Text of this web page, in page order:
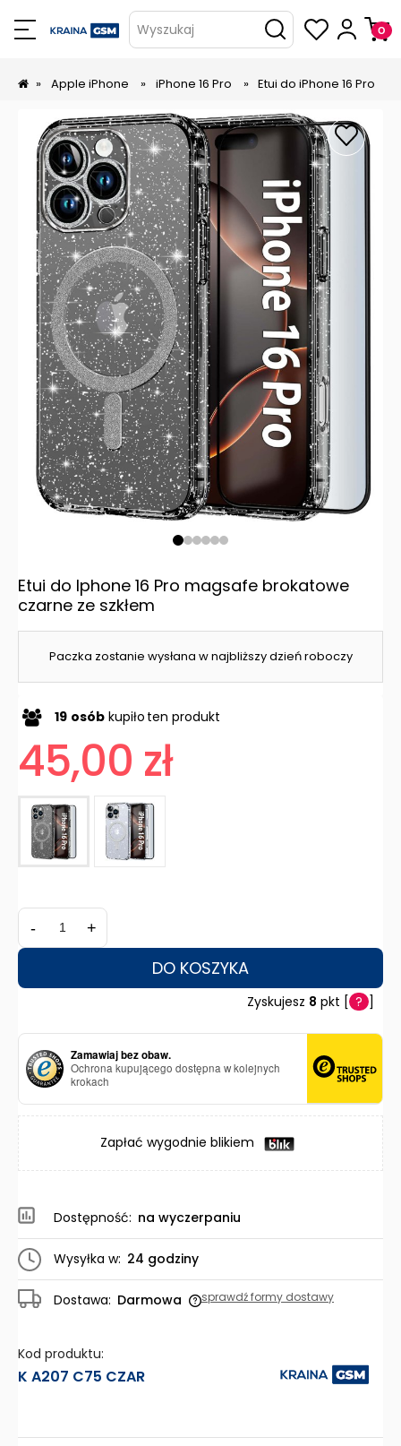
Wyszukaj
» Apple iPhone » iPhone 16 Pro » Etui do iPhone 16 Pro
Paczka zostanie wysłana w najbliższy dzień roboczy
Etui do Iphone 16 Pro magsafe brokatowe
czarne ze szkłem
19 osób kupiło ten produkt
45,00 zł
- +
DO KOSZYKA
Zyskujesz 8 pkt [ ? ]
Zamawiaj bez obaw.
Ochrona kupującego dostępna w kolejnych
krokach
Zapłać wygodnie blikiem
Dostępność: na wyczerpaniu
Wysyłka w: 24 godziny
Dostawa: Darmowa sprawdź formy dostawy
Kod produktu:
K A207 C75 CZAR